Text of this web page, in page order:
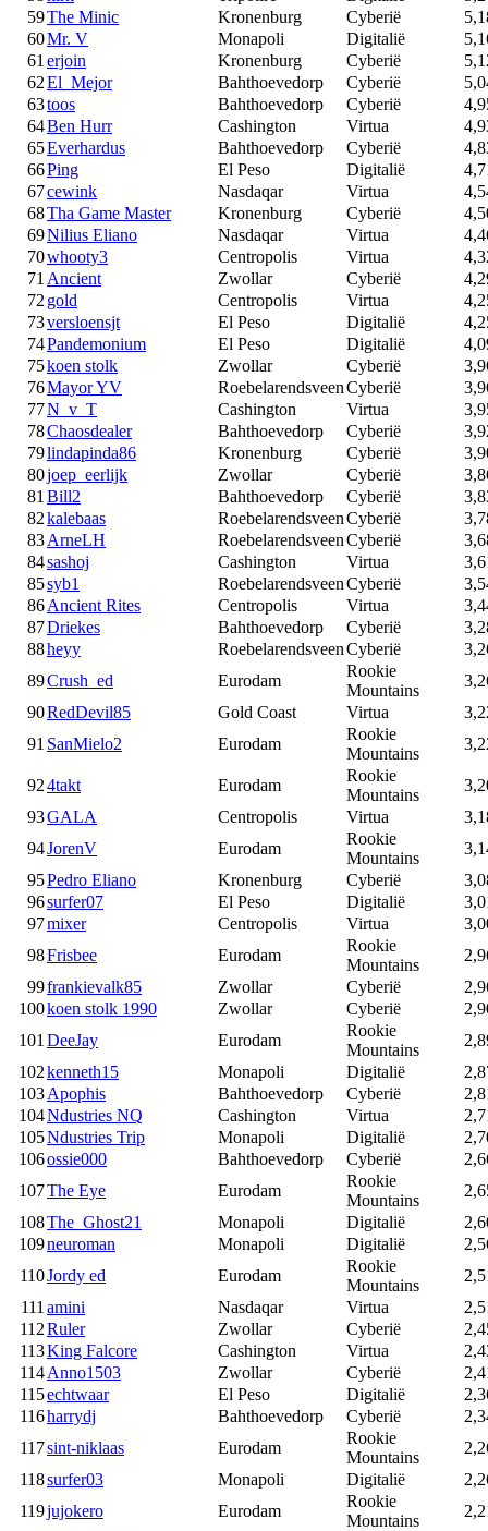
59The Minic Kronenburg Cyberië
60Mr. V Monapoli Digitalië
61 erjoin Kronenburg Cyberië
62El_Mejor Bahthoevedorp Cyberië
63toos Bahthoevedorp Cyberië
64Ben Hurr Cashington Virtua
65Everhardus Bahthoevedorp Cyberië
66Ping El Peso Digitalië
67cewink Nasdaqar Virtua
68Tha Game Master Kronenburg Cyberië
69Nilius Eliano Nasdaqar Virtua
70whooty3 Centropolis Virtua
71 Ancient Zwollar Cyberië
72 gold Centropolis Virtua
73versloensjt El Peso Digitalië
74Pandemonium El Peso Digitalië
75koen stolk Zwollar Cyberië
76Mayor YV RoebelarendsveenCyberië
77N_v_T Cashington Virtua
78Chaosdealer Bahthoevedorp Cyberië
79lindapinda86 Kronenburg Cyberië
80joep_eerlijk Zwollar Cyberië
81 Bill2 Bahthoevedorp Cyberië
82kalebaas RoebelarendsveenCyberië
83ArneLH RoebelarendsveenCyberië
84sashoj Cashington Virtua
85syb1 RoebelarendsveenCyberië
86Ancient Rites Centropolis Virtua
87Driekes Bahthoevedorp Cyberië
88heyy RoebelarendsveenCyberië
89Crush_ed Eurodam
Rookie
Mountains
90RedDevil85 Gold Coast Virtua
91 SanMielo2 Eurodam
Rookie
Mountains
924takt Eurodam
Rookie
Mountains
93GALA Centropolis Virtua
94JorenV Eurodam
Rookie
Mountains
95Pedro Eliano Kronenburg Cyberië
96surfer07 El Peso Digitalië
97mixer Centropolis Virtua
98Frisbee Eurodam
Rookie
Mountains
99frankievalk85 Zwollar Cyberië
100koen stolk 1990 Zwollar Cyberië
101 DeeJay Eurodam
Rookie
Mountains
102kenneth15 Monapoli Digitalië
103Apophis Bahthoevedorp Cyberië
104Ndustries NQ Cashington Virtua
105Ndustries Trip Monapoli Digitalië
106ossie000 Bahthoevedorp Cyberië
107The Eye Eurodam
Rookie
Mountains
108The_Ghost21 Monapoli Digitalië
109neuroman Monapoli Digitalië
110Jordy ed Eurodam
Rookie
Mountains
111 amini Nasdaqar Virtua
112Ruler Zwollar Cyberië
113King Falcore Cashington Virtua
114Anno1503 Zwollar Cyberië
115echtwaar El Peso Digitalië
116harrydj Bahthoevedorp Cyberië
117sint-niklaas Eurodam
Rookie
Mountains
118surfer03 Monapoli Digitalië
119jujokero Eurodam
Rookie
Mountains